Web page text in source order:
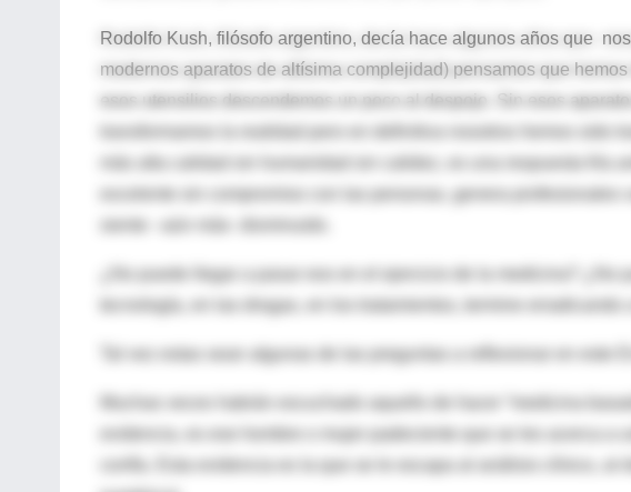
Rodolfo Kush, filósofo argentino, decía hace algunos años que
modernos aparatos de altísima complejidad) pensamos que
esos utensilios descendemos un poco al despojo. Sin esos
transformamos la realidad pero en definitiva nosotros hemos sido
excelente sin compromiso con las personas, genera profesionales
¿No puede llegar a pasar eso en el ejercicio de la medicina? ¿No
tecnología, en las drogas, en los tratamientos, termine erradicando
Tal vez estas sean algunas de las preguntas a reflexionar en este
Muchas veces habrán escuchado aquello de hacer “medicina
confía. Esta evidencia es la que se le escapa al análisis clínico, al